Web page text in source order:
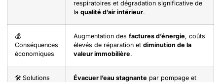
respiratoires et dégradation significative de
la qualité d’air intérieur.
💰
Conséquences
économiques
Augmentation des factures d’énergie, coûts
élevés de réparation et diminution de la
valeur immobilière.
🛠️ Solutions
Évacuer l’eau stagnante par pompage et